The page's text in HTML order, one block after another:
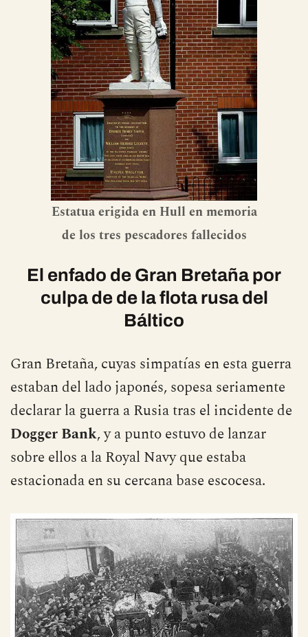
Estatua erigida en Hull en memoria
de los tres pescadores fallecidos
El enfado de Gran Bretaña por
culpa de de la flota rusa del
Báltico
Gran Bretaña, cuyas simpatías en esta guerra
estaban del lado japonés, sopesa seriamente
declarar la guerra a Rusia tras el incidente de
Dogger Bank, y a punto estuvo de lanzar
sobre ellos a la Royal Navy que estaba
estacionada en su cercana base escocesa.